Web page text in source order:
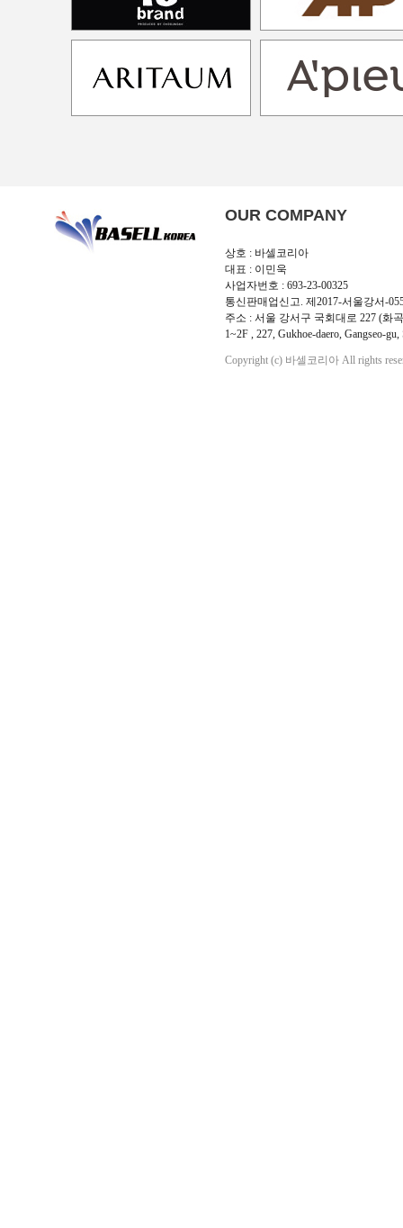
OUR COMPANY
상호 : 바셀코리아
대표 : 이민욱
사업자번호 : 693-23-00325
통신판매업신고. 제2017-서울강서-
주소 : 서울 강서구 국회대로 227 (화
1~2F , 227, Gukhoe-daero, Gangseo-
Copyright (c) 바셀코리아 All rights